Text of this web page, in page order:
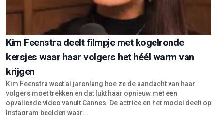
Kim Feenstra deelt filmpje met kogelronde
kersjes waar haar volgers het héél warm van
krijgen
Kim Feenstra weet al jarenlang hoe ze de aandacht van haar
volgers moet trekken en dat lukt haar opnieuw met een
opvallende video vanuit Cannes. De actrice en het model deelt op
Instagram beelden waar...